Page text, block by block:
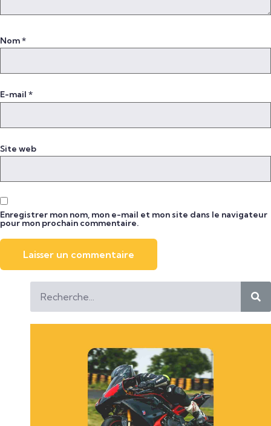
Nom*
E-mail *
Site web
Enregistrer mon nom, mon e-mail et mon site dans le navigateur
pour mon prochain commentaire.